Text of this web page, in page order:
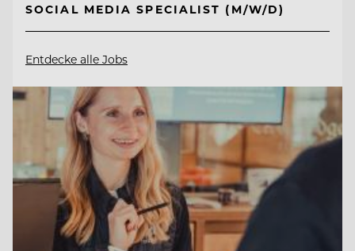
SOCIAL MEDIA SPECIALIST (M/W/D)
Entdecke alle Jobs